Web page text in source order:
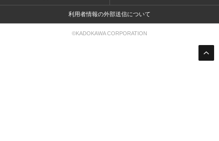
利用者情報の外部送信について
©KADOKAWA CORPORATION